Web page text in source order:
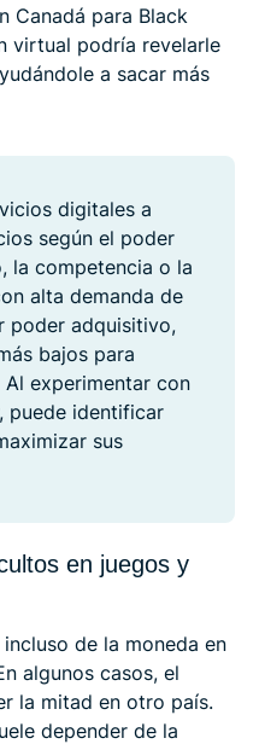
Canadá para Black
virtual podría revelarle
a sacar más
digitales a
según el poder
la competencia o la
alta demanda de
poder adquisitivo,
bajos para
experimentar con
puede identificar
sus
en juegos y
de la moneda en
algunos casos, el
la mitad en otro país.
depender de la